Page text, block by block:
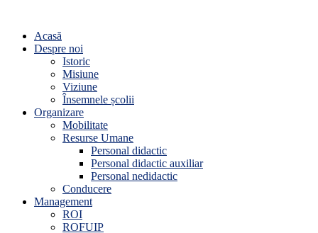
Acasă
Despre noi
Istoric
Misiune
Viziune
Însemnele școlii
Organizare
Mobilitate
Resurse Umane
Personal didactic
Personal didactic auxiliar
Personal nedidactic
Conducere
Management
ROI
ROFUIP